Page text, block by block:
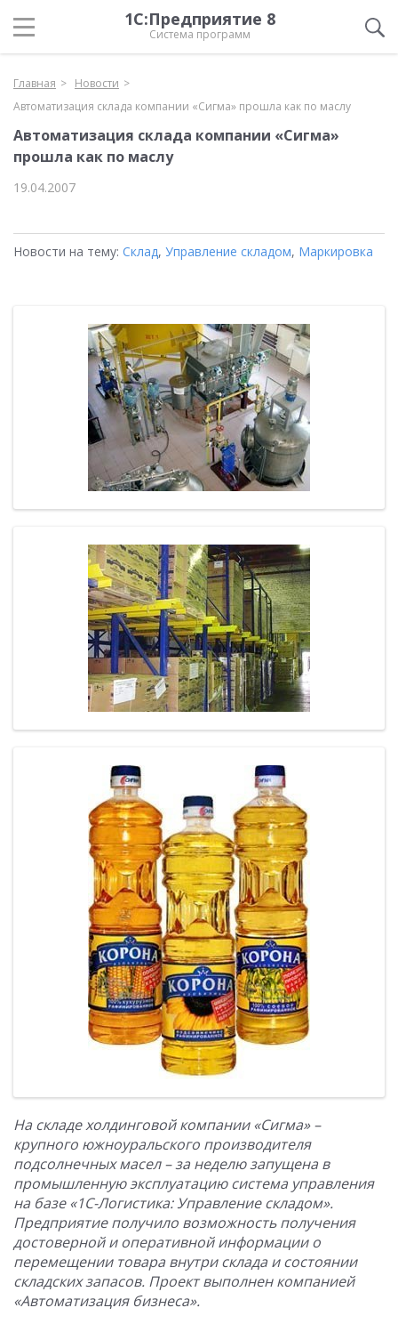
1С:Предприятие 8
Система программ
Главная
Новости
Автоматизация склада компании «Сигма» прошла как по маслу
Автоматизация склада компании «Сигма»
прошла как по маслу
19.04.2007
Новости на тему: Склад, Управление складом, Маркировка
На складе холдинговой компании «Сигма» –
крупного южноуральского производителя
подсолнечных масел – за неделю запущена в
промышленную эксплуатацию система управления
на базе «1С-Логистика: Управление складом».
Предприятие получило возможность получения
достоверной и оперативной информации о
перемещении товара внутри склада и состоянии
складских запасов. Проект выполнен компанией
«Автоматизация бизнеса».